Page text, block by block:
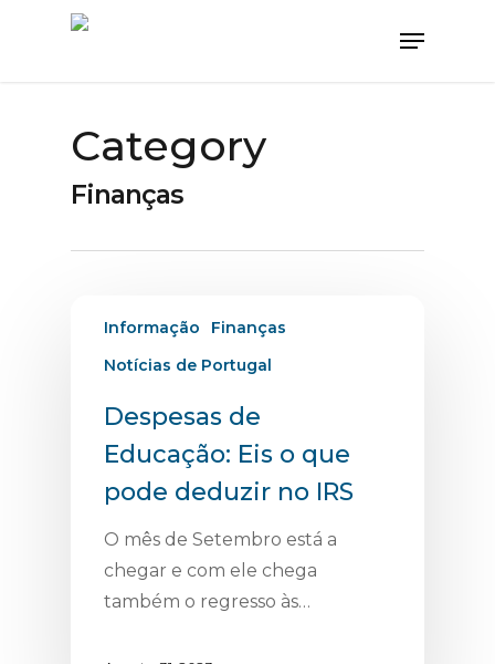
Category
Finanças
Informação
Finanças
Notícias de Portugal
Despesas de
Educação: Eis o que
pode deduzir no IRS
O mês de Setembro está a
chegar e com ele chega
também o regresso às…